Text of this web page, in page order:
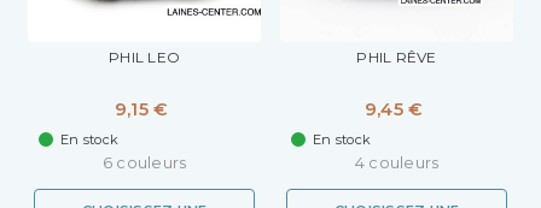
PHIL LEO
9,15 €
En stock
6 couleurs
PHIL RÊVE
9,45 €
En stock
4 couleurs